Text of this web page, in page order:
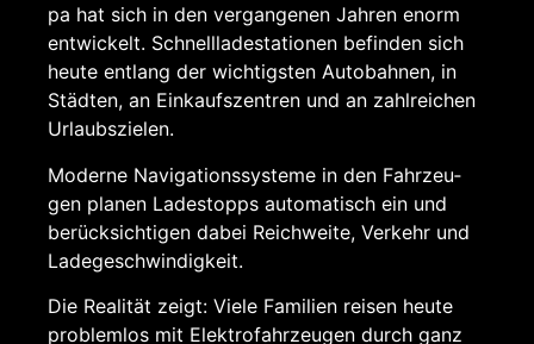
pa hat sich in den ver­gan­ge­nen Jah­ren enorm
ent­wi­ckelt. Schnell­la­de­sta­tio­nen befin­den sich
heu­te ent­lang der wich­tigs­ten Auto­bah­nen, in
Städ­ten, an Ein­kaufs­zen­tren und an zahl­rei­chen
Urlaubs­zie­len.
Moder­ne Navi­ga­ti­ons­sys­te­me in den Fahr­zeu­
gen pla­nen Lade­stopps auto­ma­tisch ein und
berück­sich­ti­gen dabei Reich­wei­te, Ver­kehr und
Lade­ge­schwin­dig­keit.
Die Rea­li­tät zeigt: Vie­le Fami­li­en rei­sen heu­te
pro­blem­los mit Elek­tro­fahr­zeu­gen durch ganz